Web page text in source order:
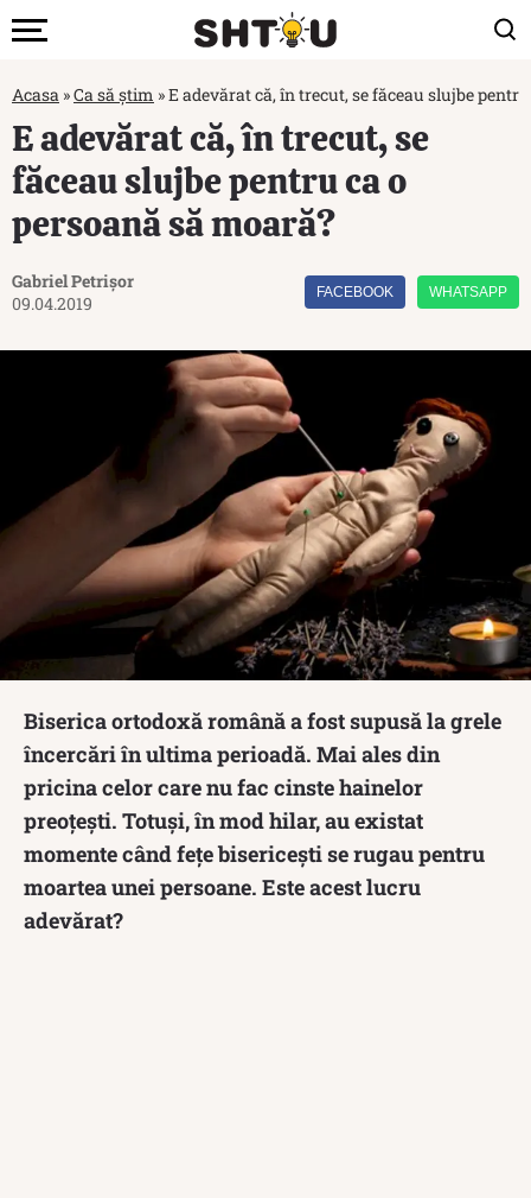
Acasa »Ca să știm »E adevărat că, în trecut, se făceau slujbe
E adevărat că, în trecut, se
făceau slujbe pentru ca o
persoană să moară?
Gabriel Petrișor
09.04.2019
FACEBOOK WHATSAPP
Biserica ortodoxă română a fost supusă la grele
încercări în ultima perioadă. Mai ales din
pricina celor care nu fac cinste hainelor
preoțești. Totuși, în mod hilar, au existat
momente când fețe bisericești se rugau pentru
moartea unei persoane. Este acest lucru
adevărat?